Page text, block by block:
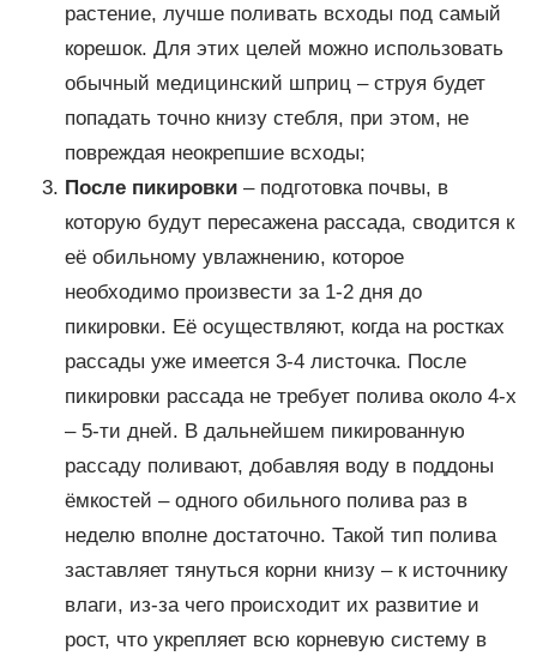
растение, лучше поливать всходы под самый
корешок. Для этих целей можно использовать
обычный медицинский шприц – струя будет
попадать точно книзу стебля, при этом, не
повреждая неокрепшие всходы;
После пикировки– подготовка почвы, в
которую будут пересажена рассада, сводится к
её обильному увлажнению, которое
необходимо произвести за 1-2 дня до
пикировки. Её осуществляют, когда на ростках
рассады уже имеется 3-4 листочка. После
пикировки рассада не требует полива около 4-х
– 5-ти дней. В дальнейшем пикированную
рассаду поливают, добавляя воду в поддоны
ёмкостей – одного обильного полива раз в
неделю вполне достаточно. Такой тип полива
заставляет тянуться корни книзу – к источнику
влаги, из-за чего происходит их развитие и
рост, что укрепляет всю корневую систему в